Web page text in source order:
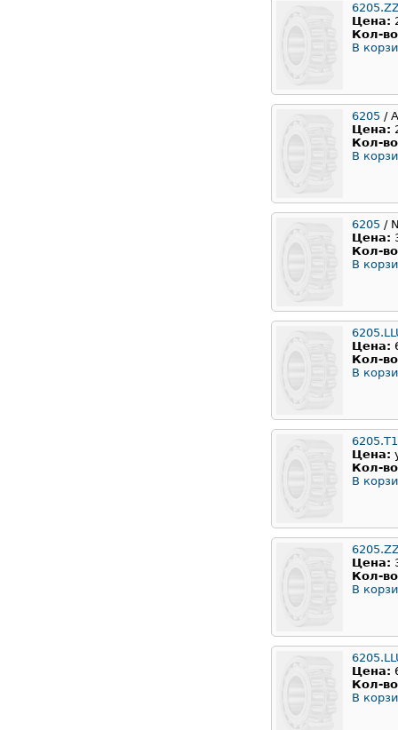
Цена:
Кол-
В
6205 /
Цена:
Кол-
В
6205 /
Цена:
Кол-
В
Цена:
Кол-
В
Цена:
Кол-
В
Цена:
Кол-
В
Цена:
Кол-
В